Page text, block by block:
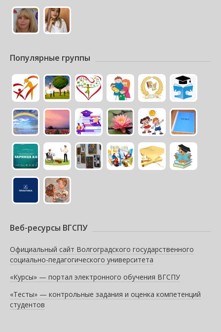
Популярные группы
Веб-ресурсы ВГСПУ
Официальный сайт Волгоградского государственного
социально-педагогического университета
«Курсы» — портал электронного обучения ВГСПУ
«Тесты» — контрольные задания и оценка компетенций
студентов